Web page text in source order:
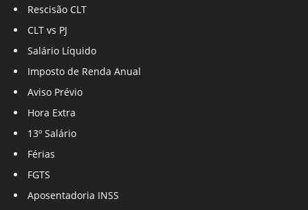
Rescisão CLT
CLT vs PJ
Salário Líquido
Imposto de Renda Anual
Aviso Prévio
Hora Extra
13º Salário
Férias
FGTS
Aposentadoria INSS